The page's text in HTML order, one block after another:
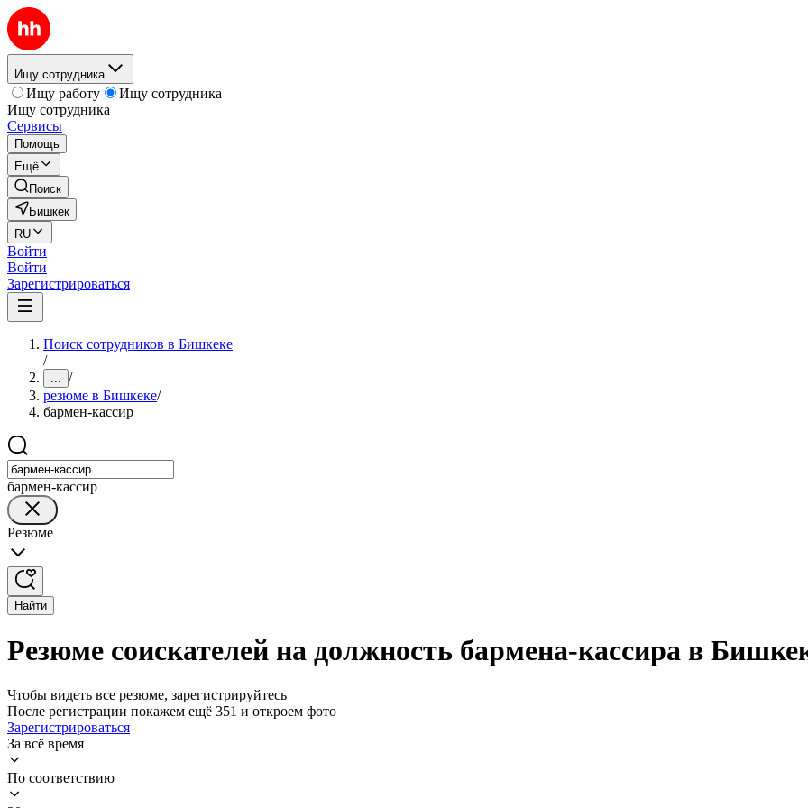
Ищу сотрудника
Ищу работу
Ищу сотрудника
Ищу сотрудника
Сервисы
Помощь
Ещё
Поиск
Бишкек
RU
Войти
Войти
Зарегистрироваться
Поиск сотрудников в Бишкеке
/
... /
резюме в Бишкеке/
бармен-кассир
бармен-кассир
Резюме
Найти
Резюме соискателей на должность бармена-кассира в
Чтобы видеть все резюме, зарегистрируйтесь
После регистрации покажем ещё 351 и откроем фото
Зарегистрироваться
За всё время
По соответствию